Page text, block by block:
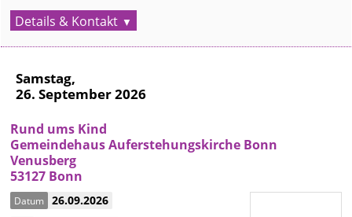
Details & Kontakt
Samstag,
26. September 2026
Rund ums Kind
Gemeindehaus Auferstehungskirche Bonn
Venusberg
53127 Bonn
Datum 26.09.2026